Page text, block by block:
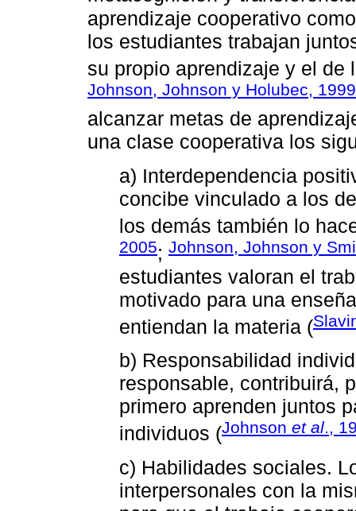
aprendizaje cooperativo
los estudiantes trabajan
su propio aprendizaje y el de
Johnson, Johnson y Holubec, 1999
alcanzar metas de
una clase cooperativa los
a) Interdependencia
concibe vinculado a los
los demás también lo
2005; Johnson, Johnson y
estudiantes valoran el
motivado para una
entiendan la materia (
b) Responsabilidad
responsable, contribuirá,
primero aprenden juntos
individuos (Johnson et al.,
c) Habilidades sociales.
interpersonales con la